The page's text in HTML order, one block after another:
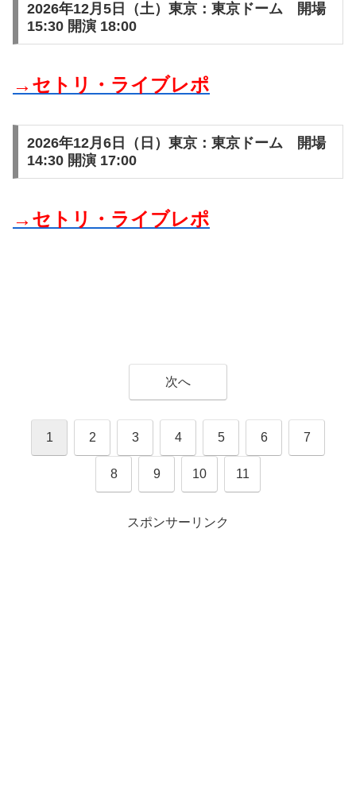
2026年12月5日（土）東京：東京ドーム 開場
15:30 開演 18:00
→セトリ・ライブレポ
2026年12月6日（日）東京：東京ドーム 開場
14:30 開演 17:00
→セトリ・ライブレポ
次へ
1 2 3 4 5 6 7
8 9 10 11
スポンサーリンク